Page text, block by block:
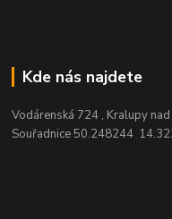
Kde nás najdete
Vodárenská 724 , Kralupy
Souřadnice 50.248244